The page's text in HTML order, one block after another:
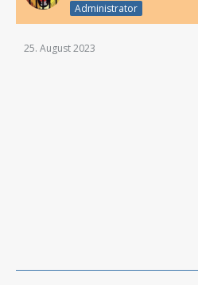
Administrator
25. August 2023